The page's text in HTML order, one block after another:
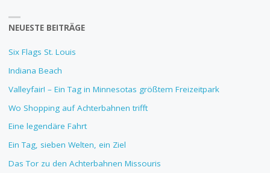
NEUESTE BEITRÄGE
Six Flags St. Louis
Indiana Beach
Valleyfair! – Ein Tag in Minnesotas größtem Freizeitpark
Wo Shopping auf Achterbahnen trifft
Eine legendäre Fahrt
Ein Tag, sieben Welten, ein Ziel
Das Tor zu den Achterbahnen Missouris